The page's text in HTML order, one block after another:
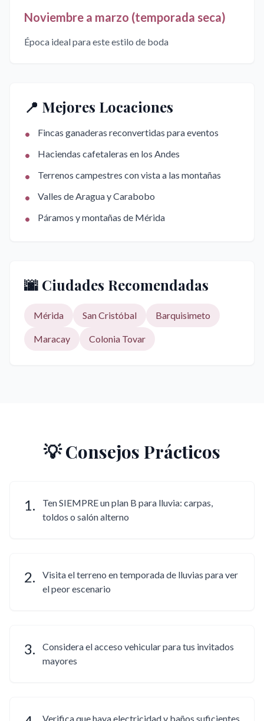
Noviembre a marzo (temporada seca)
Época ideal para este estilo de boda
📍 Mejores Locaciones
• Fincas ganaderas reconvertidas para eventos
• Haciendas cafetaleras en los Andes
• Terrenos campestres con vista a las montañas
• Valles de Aragua y Carabobo
• Páramos y montañas de Mérida
🌆 Ciudades Recomendadas
Mérida San Cristóbal Barquisimeto
Maracay Colonia Tovar
💡 Consejos Prácticos
1.
Ten SIEMPRE un plan B para lluvia: carpas,
toldos o salón alterno
2.
Visita el terreno en temporada de lluvias para ver
el peor escenario
3.
Considera el acceso vehicular para tus invitados
mayores
Verifica que haya electricidad y baños suficientes